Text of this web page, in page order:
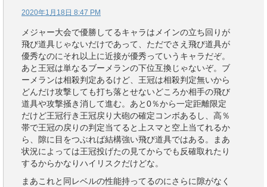
2020年1月18日 8:47 PM
メジャー大会で優勝してるキャラはメインの立ち回りが
飛び道具じゃないだけであって、ただでさえ飛び道具が
優秀なのにそれ以上に近接が優秀っていうキャラだぞ。
あと王冠は単なるブーメランの下位互換じゃないぞ。ブ
ーメランは相殺判定あるけど、王冠は相殺判定無いから
どんだけ攻撃しても打ち落とせないどころか相手の飛び
道具や攻撃掻き消して進む。あと0％から一定距離限定
だけど王冠行き王冠戻り大砲の確定コンボあるし、高％
帯で王冠の戻りの判定当てると上スマと空上当てれるか
ら、隙に目をつぶれば結構強い飛び道具ではある。まあ
状況によっては王冠投げたの見てからでも反確取れたり
するからかなりハイリスクだけどな。
まあこれと同レベルの性能持ってるのにさらに隙がなく